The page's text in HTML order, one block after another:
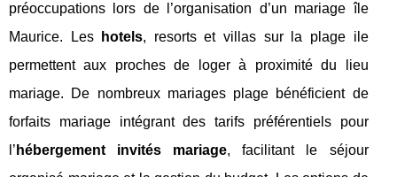
préoccupations lors de l’organisation d’un mariage île
Maurice. Les
hotels, resorts et villas sur la plage ile
permettent aux proches de loger à proximité du lieu
mariage. De nombreux mariages plage bénéficient de
forfaits mariage intégrant des tarifs préférentiels pour
l’ hébergement invités mariage, facilitant le séjour